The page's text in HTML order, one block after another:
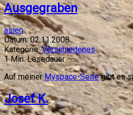
Ausgegraben
asien
Datum: 02.11.2008
Kategorie: Verschiedenes
1Min. Lesedauer
Auf meinerMyspace-Seitegibt es
Josef K.